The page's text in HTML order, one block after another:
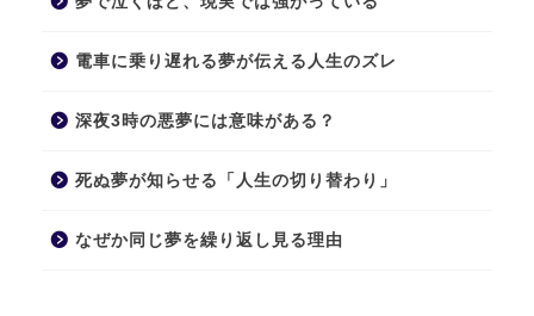
電車に乗り遅れる夢が伝える人生のズレ
深夜3時の悪夢には意味がある？
死ぬ夢が知らせる「人生の切り替わり」
なぜか同じ夢を繰り返し見る理由